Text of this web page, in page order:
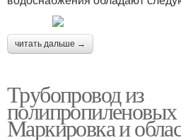
читать дальше →
Трубопровод из
полипропиленовых
Маркировка и